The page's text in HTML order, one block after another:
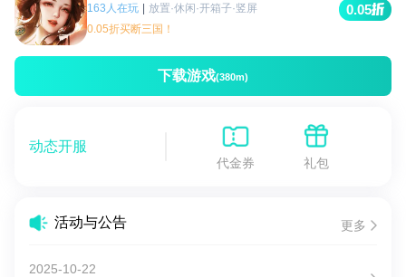
163人在玩 | 放置·休闲·开箱子·竖屏
0.05折买断三国！
0.05
下载游戏(380m)
动态开服
代金券 礼包
活动与公告 更多
2025-10-22